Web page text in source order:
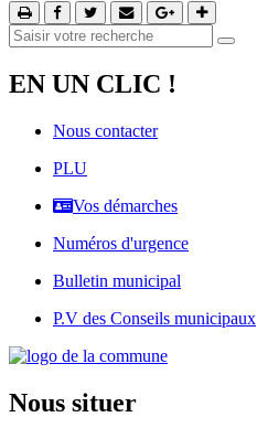
EN UN CLIC !
Nous contacter
PLU
Vos démarches
Numéros d'urgence
Bulletin municipal
P.V des Conseils municipaux
Nous situer